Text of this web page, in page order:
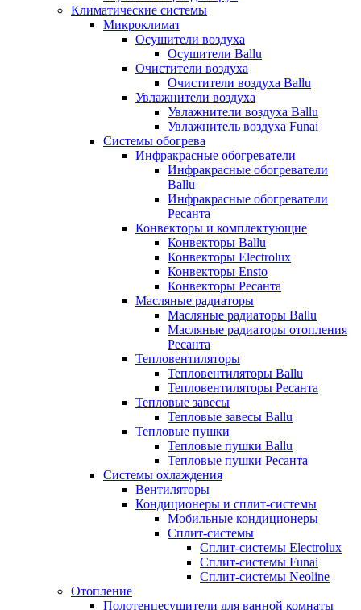
Климатические системы
Микроклимат
Осушители воздуха
Осушители Ballu
Очистители воздуха
Очистители воздуха Ballu
Увлажнители воздуха
Увлажнители воздуха Ballu
Увлажнитель воздуха Funai
Системы обогрева
Инфракрасные обогреватели
Инфракрасные обогреватели
Ballu
Инфракрасные обогреватели
Ресанта
Конвекторы и комплектующие
Конвекторы Ballu
Конвекторы Electrolux
Конвекторы Ensto
Конвекторы Ресанта
Масляные радиаторы
Масляные радиаторы Ballu
Масляные радиаторы отопления
Ресанта
Тепловентиляторы
Тепловентиляторы Ballu
Тепловентиляторы Ресанта
Тепловые завесы
Тепловые завесы Ballu
Тепловые пушки
Тепловые пушки Ballu
Тепловые пушки Ресанта
Системы охлаждения
Вентиляторы
Кондиционеры и сплит-системы
Мобильные кондиционеры
Сплит-системы
Сплит-системы Electrolux
Сплит-системы Funai
Сплит-системы Neoline
Отопление
Полотенцесушители для ванной комнаты